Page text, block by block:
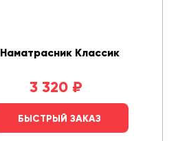
Наматрасник Классик
3 320 ₽
БЫСТРЫЙ ЗАКАЗ